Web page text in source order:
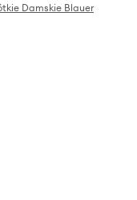
Damskie Blauer